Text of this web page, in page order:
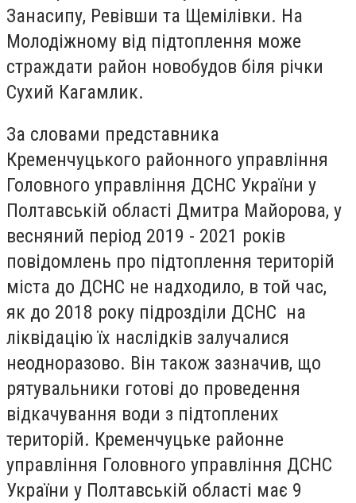
Занасипу, Ревівши та Щемілівки. На
Молодіжному від підтоплення може
страждати район новобудов біля річки
Сухий Кагамлик.
За словами представника
Кременчуцького районного управління
Головного управління ДСНС України у
Полтавській області Дмитра Майорова, у
весняний період 2019 - 2021 років
повідомлень про підтоплення територій
міста до ДСНС не надходило, в той час,
як до 2018 року підрозділи ДСНС на
ліквідацію їх наслідків залучалися
неодноразово. Він також зазначив, що
рятувальники готові до проведення
відкачування води з підтоплених
територій. Кременчуцьке районне
управління Головного управління ДСНС
України у Полтавській області має 9